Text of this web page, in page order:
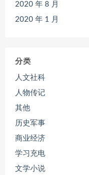
2020 年 8 月
2020 年 1 月
分类
人文社科
人物传记
其他
历史军事
商业经济
学习充电
文学小说